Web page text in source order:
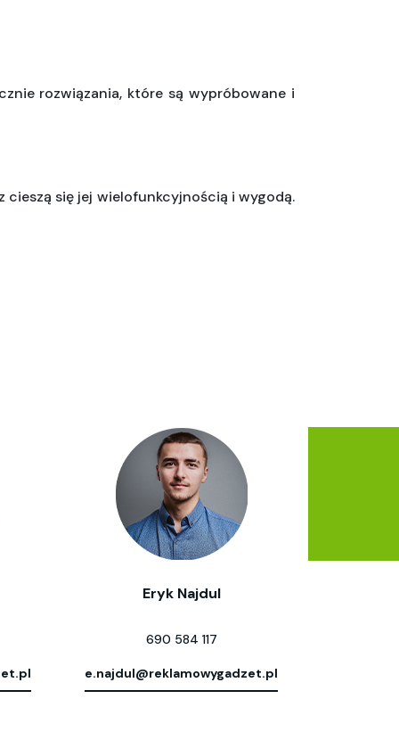
rozwiązania, które są wypróbowane i
się jej wielofunkcyjnością i wygodą.
Eryk Najdul
690 584 117
e.najdul@reklamowygadzet.pl